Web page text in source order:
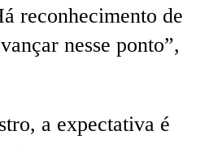
reconhecimento de
nesse ponto”,
a expectativa é